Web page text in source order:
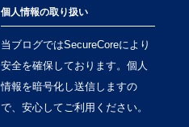
個人情報の取り扱い
当ブログではSecureCoreにより
安全を確保しております。個人
情報を暗号化し送信しますの
で、安心してご利用ください。